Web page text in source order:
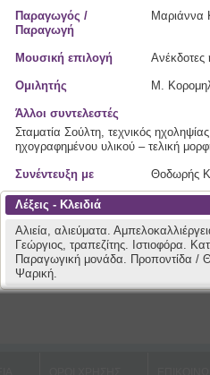
Παραγωγός /
Παραγωγή
Μαριάννα
Μουσική επιλογή
Ομιλητής Μ.
Άλλοι συντελεστές
Σταματία Σούλτη, τεχνικός
ηχογραφημένου υλικού – τελική
Συνέντευξη με Θοδωρής
Λέξεις - Κλειδιά
Αλιεία, αλιεύματα.
Γεώργιος, τραπεζίτης. Ιστιοφόρα.
Παραγωγική μονάδα. Προποντίδα /
Ψαρική.